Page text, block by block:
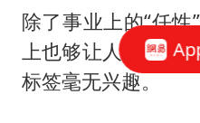
除了事业上的“任
上也够让人操心的
标签毫无兴趣。